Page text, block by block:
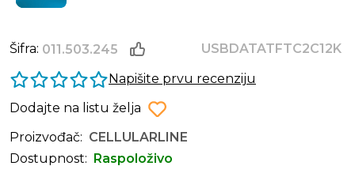
Šifra: 011.503.245
USBDATATFTC2C12K
Napišite prvu recenziju
Dodajte na listu želja
Proizvođač: CELLULARLINE
Dostupnost:
Raspoloživo